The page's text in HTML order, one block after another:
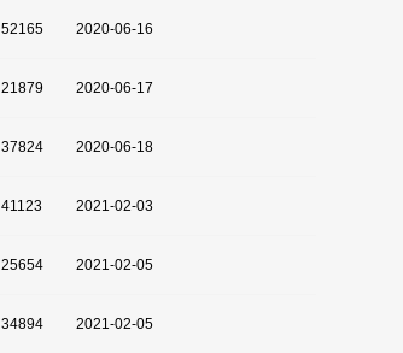
52165 2020-06-16
21879 2020-06-17
37824 2020-06-18
41123 2021-02-03
25654 2021-02-05
34894 2021-02-05